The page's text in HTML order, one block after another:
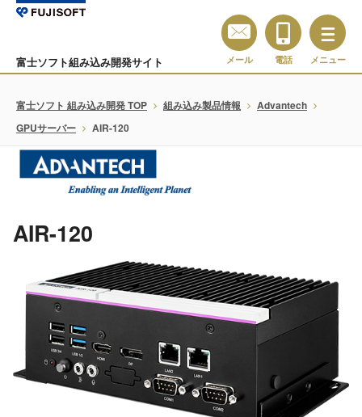
富士ソフト組み込み開発サイト メール 電話 メニュー
富士ソフト 組み込み開発 TOP 組み込み製品情報
Advantech
GPUサーバー
AIR-120
AIR-120